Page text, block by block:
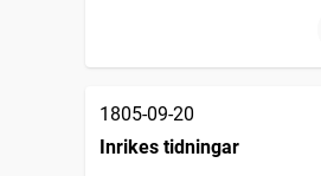
1805-09-20
Inrikes tidningar